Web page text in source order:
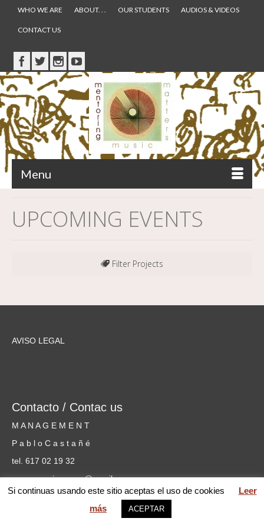
WHO WE ARE ABOUT. . . OUR STUDENTS AUDIOS & VIDEOS
CONTACT US
Menu
UPCOMING EVENTS
Filter Projects
AVISO LEGAL
Contacto / Contac us
M A N A G E M E N T
P a b l o C a s t a ñ é
tel. 617 02 19 32
cursosmusicammm@gmail.com
web MARIA PILAR GARCÍA © 2026 Mentoring Music Matters
Si continuas usando este sitio aceptas el uso de cookies
Leer
más
ACEPTAR